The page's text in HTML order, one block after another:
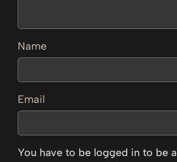
Name
Email
You have to be logged in to be